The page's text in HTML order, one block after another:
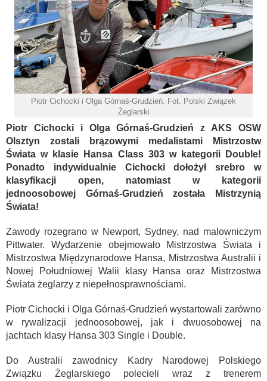
Piotr Cichocki i Olga Górnaś-Grudzień. Fot. Polski Związek
Żeglarski
Piotr Cichocki i Olga Górnaś-Grudzień z AKS OSW
Olsztyn zostali brązowymi medalistami Mistrzostw
Świata w klasie Hansa Class 303 w kategorii Double!
Ponadto indywidualnie Cichocki dołożył srebro w
klasyfikacji open, natomiast w kategorii
jednoosobowej Górnaś-Grudzień została Mistrzynią
Świata!
Zawody rozegrano w Newport, Sydney, nad malowniczym
Pittwater. Wydarzenie obejmowało Mistrzostwa Świata i
Mistrzostwa Międzynarodowe Hansa, Mistrzostwa Australii i
Nowej Południowej Walii klasy Hansa oraz Mistrzostwa
Świata żeglarzy z niepełnosprawnościami.
Piotr Cichocki i Olga Górnaś-Grudzień wystartowali zarówno
w rywalizacji jednoosobowej, jak i dwuosobowej na
jachtach klasy Hansa 303 Single i Double.
Do Australii zawodnicy Kadry Narodowej Polskiego
Związku Żeglarskiego polecieli wraz z trenerem